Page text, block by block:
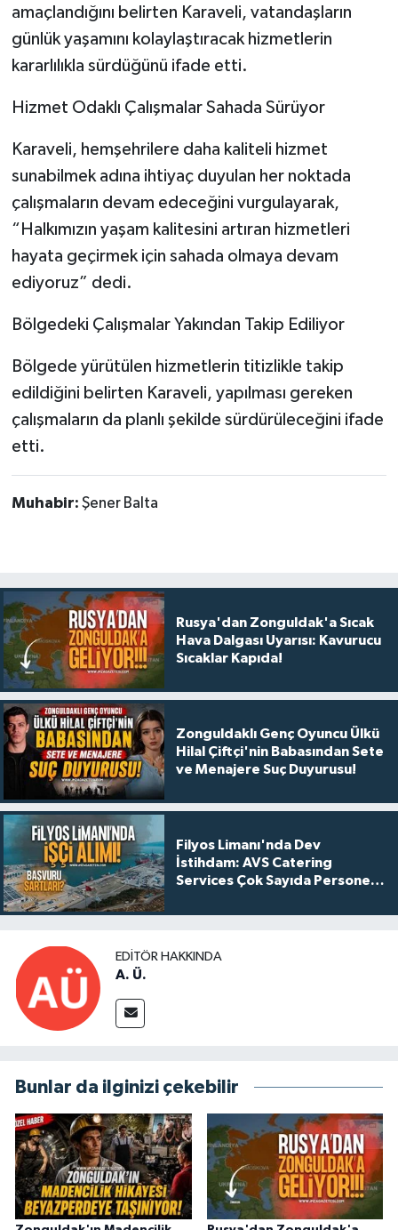
amaçlandığını belirten Karaveli, vatandaşların
günlük yaşamını kolaylaştıracak hizmetlerin
kararlılıkla sürdüğünü ifade etti.
Hizmet Odaklı Çalışmalar Sahada Sürüyor
Karaveli, hemşehrilere daha kaliteli hizmet
sunabilmek adına ihtiyaç duyulan her noktada
çalışmaların devam edeceğini vurgulayarak,
“Halkımızın yaşam kalitesini artıran hizmetleri
hayata geçirmek için sahada olmaya devam
ediyoruz” dedi.
Bölgedeki Çalışmalar Yakından Takip Ediliyor
Bölgede yürütülen hizmetlerin titizlikle takip
edildiğini belirten Karaveli, yapılması gereken
çalışmaların da planlı şekilde sürdürüleceğini ifade
etti.
Muhabir: Şener Balta
Rusya'dan Zonguldak'a Sıcak
Hava Dalgası Uyarısı: Kavurucu
Sıcaklar Kapıda!
Zonguldaklı Genç Oyuncu Ülkü
Hilal Çiftçi'nin Babasından Sete
ve Menajere Suç Duyurusu!
Filyos Limanı'nda Dev
İstihdam: AVS Catering
Services Çok Sayıda Personel
EDITÖR HAKKINDA
A. Ü.
Bunlar da ilginizi çekebilir